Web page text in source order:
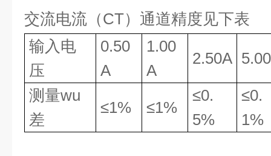
交流电流（CT）通道精度见下表
输入电
压
0.50
A
1.00
A
2.50A 5.00
测量wu
差
≤1% ≤1%
≤0.
5%
≤0.
1%